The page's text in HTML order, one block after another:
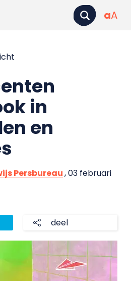
aA
in
en
Persbureau, 03 februari
deel